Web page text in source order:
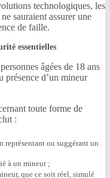
technologiques, les
sauraient assurer une
de faille.
essentielles
âgées de 18 ans
d’un mineur
toute forme de
:
ou suggérant un
à un mineur ;
que ce soit réel, simulé